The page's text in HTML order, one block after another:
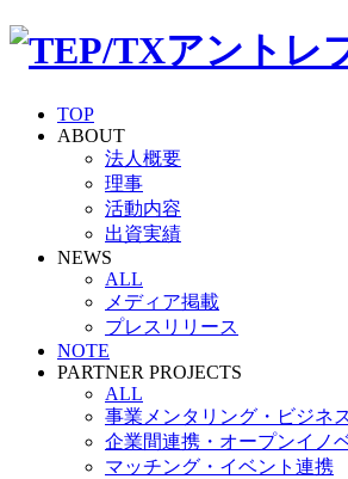
TOP
ABOUT
法人概要
理事
活動内容
出資実績
NEWS
ALL
メディア掲載
プレスリリース
NOTE
PARTNER PROJECTS
ALL
事業メンタリング・ビジネ
企業間連携・オープンイノ
マッチング・イベント連携